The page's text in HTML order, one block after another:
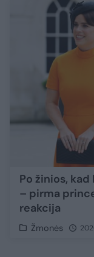
Po žinios,
– pirma
reakcija
Žmonės